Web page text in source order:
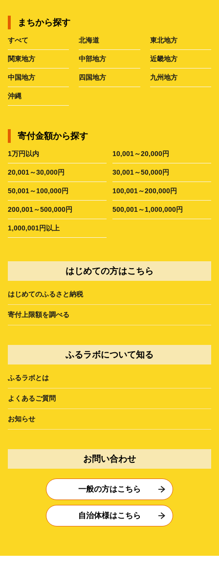
まちから探す
すべて 北海道 東北地方
関東地方 中部地方 近畿地方
中国地方 四国地方 九州地方
沖縄
寄付金額から探す
1万円以内 10,001～20,000円
20,001～30,000円 30,001～50,000円
50,001～100,000円 100,001～200,000円
200,001～500,000円 500,001～1,000,000円
1,000,001円以上
はじめての方はこちら
はじめてのふるさと納税
寄付上限額を調べる
ふるラボについて知る
ふるラボとは
よくあるご質問
お知らせ
お問い合わせ
一般の方はこちら
自治体様はこちら